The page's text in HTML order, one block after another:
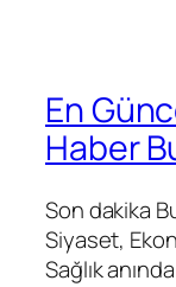
En
Haber
Son dakika
Siyaset,
Sağlık